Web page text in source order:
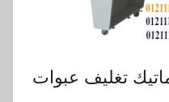
تغليف عبوات